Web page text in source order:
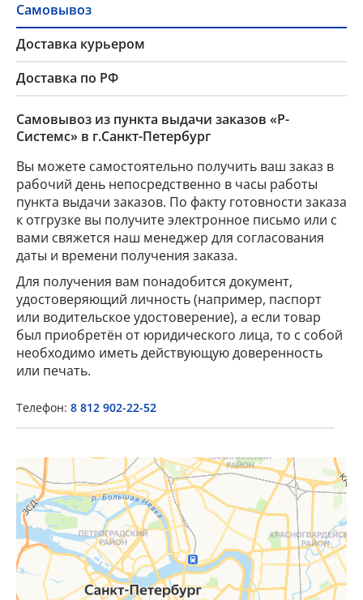
Самовывоз
Доставка курьером
Доставка по РФ
Самовывоз из пункта выдачи заказов «Р-
Системс» в г.Санкт-Петербург
Вы можете самостоятельно получить ваш заказ в
рабочий день непосредственно в часы работы
пункта выдачи заказов. По факту готовности заказа
к отгрузке вы получите электронное письмо или с
вами свяжется наш менеджер для согласования
даты и времени получения заказа.
Для получения вам понадобится документ,
удостоверяющий личность (например, паспорт
или водительское удостоверение), а если товар
был приобретён от юридического лица, то с собой
необходимо иметь действующую доверенность
или печать.
Телефон: 8 812 902-22-52
Popup Title
×